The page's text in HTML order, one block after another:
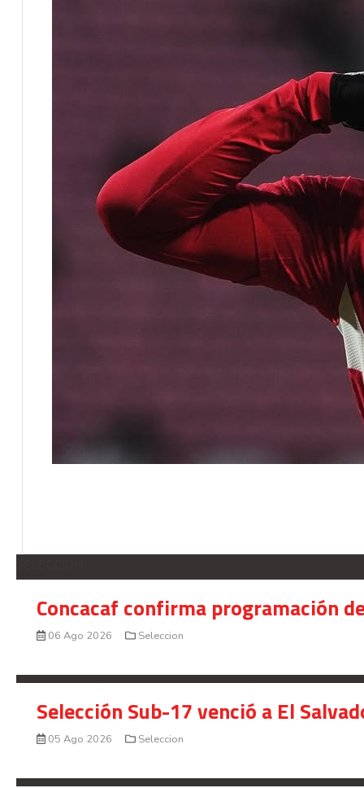
Concacaf confirma programación
06 Ago 2026 Seleccion
Selección Sub-17 venció a El
05 Ago 2026 Seleccion